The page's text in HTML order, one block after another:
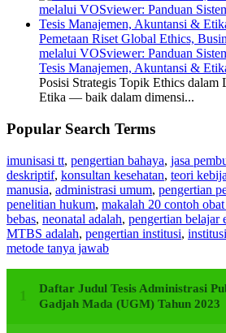
Pemetaan Riset Global Ethics,
melalui VOSviewer: Panduan
Tesis Manajemen, Akuntansi &
Posisi Strategis Topik Ethics dalam
Etika — baik dalam dimensi...
Popular Search Terms
imunisasi tt, pengertian bahaya, jasa
deskriptif, konsultan kesehatan, teori
manusia, administrasi umum, pengertian
penelitian hukum, makalah 20 contoh obat
bebas, neonatal adalah, pengertian belajar
MTBS adalah, pengertian institusi, institusi
metode tanya jawab
Daftar Judul Tesis Administrasi
Gadjah Mada (UGM) Tahun 2023